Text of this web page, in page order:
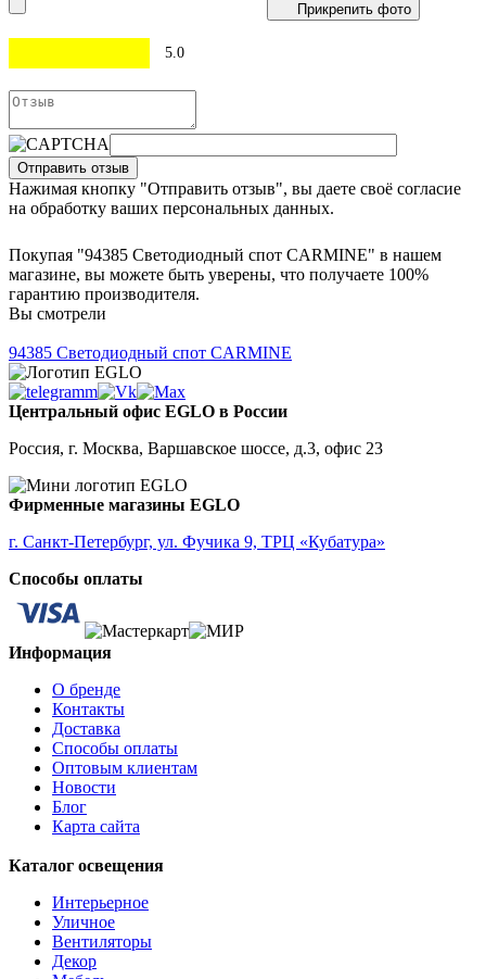
Прикрепить фото
5.0
Отправить отзыв
Нажимая кнопку "Отправить отзыв", вы даете своё согласие
на обработку ваших персональных данных.
Покупая "94385 Светодиодный спот CARMINE" в нашем
магазине, вы можете быть уверены, что получаете 100%
гарантию производителя.
Вы смотрели
94385 Светодиодный спот CARMINE
Центральный офис EGLO в России
Россия, г. Москва, Варшавское шоссе, д.3, офис 23
Фирменные магазины EGLO
г. Санкт-Петербург, ул. Фучика 9, ТРЦ «Кубатура»
Способы оплаты
Информация
О бренде
Контакты
Доставка
Способы оплаты
Оптовым клиентам
Новости
Блог
Карта сайта
Каталог освещения
Интерьерное
Уличное
Вентиляторы
Декор